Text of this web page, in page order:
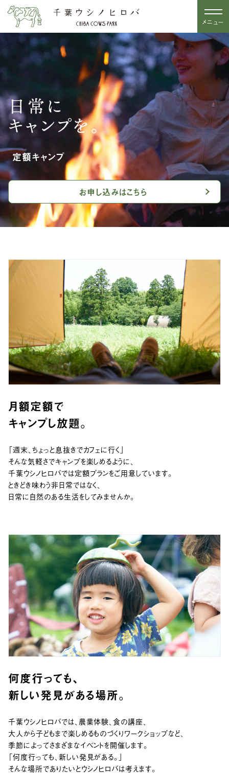
メニュー
日常に
キャンプを。
定額キャンプ
お申し込みはこちら
月額定額で
キャンプし放題。
「週末、ちょっと息抜きでカフェに行く」
そんな気軽さでキャンプを楽しめるように、
千葉ウシノヒロバでは定額プランをご用意しています。
ときどき味わう非日常ではなく、
日常に自然のある生活をしてみませんか。
何度行っても、
新しい発見がある場所。
千葉ウシノヒロバでは、農業体験、食の講座、
大人から子どもまで楽しめるものづくりワークショップなど、
季節によってさまざまなイベントを開催します。
「何度行っても、新しい発見がある。」
そんな場所でありたいとウシノヒロバは考えます。